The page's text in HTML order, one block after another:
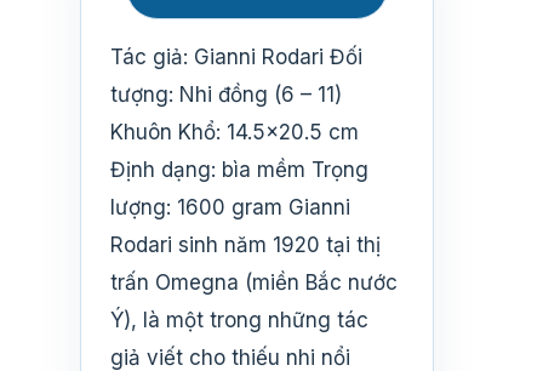
Tác giả: Gianni Rodari Đối
tượng: Nhi đồng (6 – 11)
Khuôn Khổ: 14.5×20.5 cm
Định dạng: bìa mềm Trọng
lượng: 1600 gram Gianni
Rodari sinh năm 1920 tại thị
trấn Omegna (miền Bắc nước
Ý), là một trong những tác
giả viết cho thiếu nhi nổi